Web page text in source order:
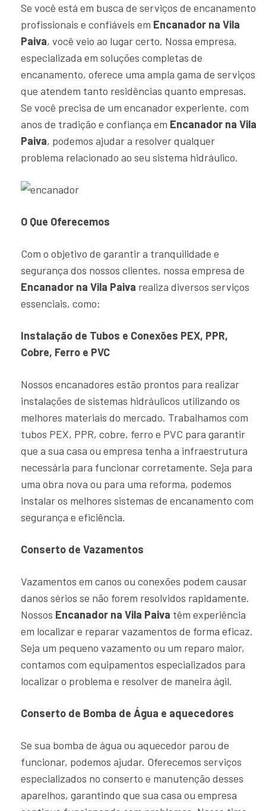
Se você está em busca de serviços de encanamento
profissionais e confiáveis em Encanador na Vila
Paiva, você veio ao lugar certo. Nossa empresa,
especializada em soluções completas de
encanamento, oferece uma ampla gama de serviços
que atendem tanto residências quanto empresas.
Se você precisa de um encanador experiente, com
anos de tradição e confiança em Encanador na Vila
Paiva, podemos ajudar a resolver qualquer
problema relacionado ao seu sistema hidráulico.
O Que Oferecemos
Com o objetivo de garantir a tranquilidade e
segurança dos nossos clientes, nossa empresa de
Encanador na Vila Paiva realiza diversos serviços
essenciais, como:
Instalação de Tubos e Conexões PEX, PPR,
Cobre, Ferro e PVC
Nossos encanadores estão prontos para realizar
instalações de sistemas hidráulicos utilizando os
melhores materiais do mercado. Trabalhamos com
tubos PEX, PPR, cobre, ferro e PVC para garantir
que a sua casa ou empresa tenha a infraestrutura
necessária para funcionar corretamente. Seja para
uma obra nova ou para uma reforma, podemos
instalar os melhores sistemas de encanamento com
segurança e eficiência.
Conserto de Vazamentos
Vazamentos em canos ou conexões podem causar
danos sérios se não forem resolvidos rapidamente.
Nossos Encanador na Vila Paiva têm experiência
em localizar e reparar vazamentos de forma eficaz.
Seja um pequeno vazamento ou um reparo maior,
contamos com equipamentos especializados para
localizar o problema e resolver de maneira ágil.
Conserto de Bomba de Água e aquecedores
Se sua bomba de água ou aquecedor parou de
funcionar, podemos ajudar. Oferecemos serviços
especializados no conserto e manutenção desses
aparelhos, garantindo que sua casa ou empresa